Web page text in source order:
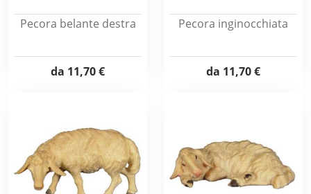
Pecora belante destra
da 11,70 €
Pecora inginocchiata
da 11,70 €